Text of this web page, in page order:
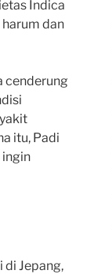
Indica
dan
cenderung
itu, Padi
ingin
di Jepang,